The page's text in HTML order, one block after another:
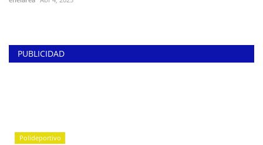
PUBLICIDAD
Polideportivo